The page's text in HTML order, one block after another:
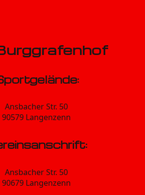
Ansbacher Str. 50
90579 Langenzenn
Ansbacher Str. 50
90679 Langenzenn